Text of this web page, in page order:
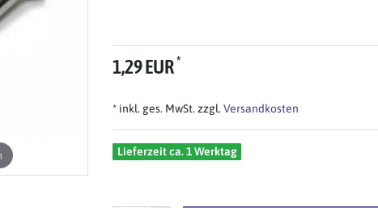
1,29 EUR*
* inkl. ges. MwSt. zzgl. Versandkosten
Lieferzeit ca. 1 Werktag